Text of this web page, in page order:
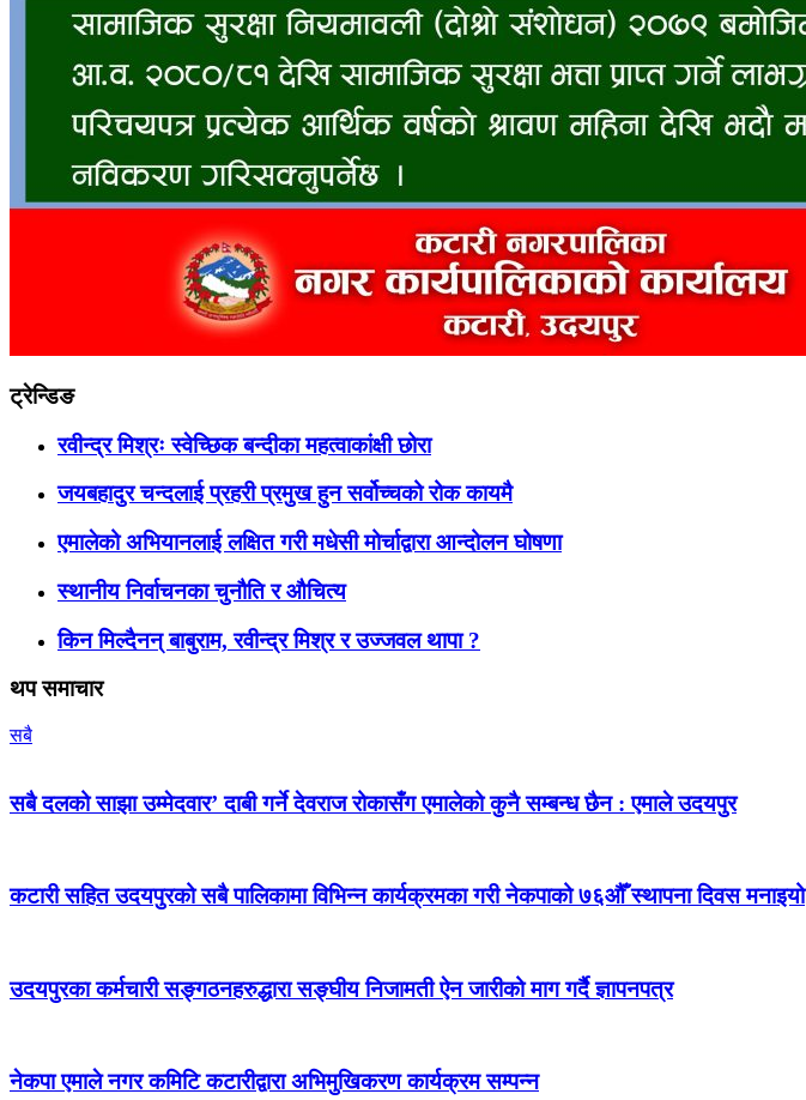
ट्रेन्डिङ
रवीन्द्र मिश्रः स्वेच्छिक बन्दीका महत्वाकांक्षी छोरा
जयबहादुर चन्दलाई प्रहरी प्रमुख हुन सर्वोच्चको रोक कायमै
एमालेको अभियानलाई लक्षित गरी मधेसी मोर्चाद्वारा आन्दोलन घोषणा
स्थानीय निर्वाचनका चुनौति र औचित्य
किन मिल्दैनन् बाबुराम, रवीन्द्र मिश्र र उज्जवल थापा ?
थप समाचार
सबै
सबै दलको साझा उम्मेदवार’ दाबी गर्ने देवराज रोकासँग एमालेको कुनै सम्बन्ध छैन : एमाले उदयपुर
कटारी सहित उदयपुरको सबै पालिकामा विभिन्न कार्यक्रमका गरी नेकपाको ७६औँ स्थापना दिवस मनाइयो
उदयपुरका कर्मचारी सङ्गठनहरुद्धारा सङ्घीय निजामती ऐन जारीको माग गर्दै ज्ञापनपत्र
नेकपा एमाले नगर कमिटि कटारीद्वारा अभिमुखिकरण कार्यक्रम सम्पन्न